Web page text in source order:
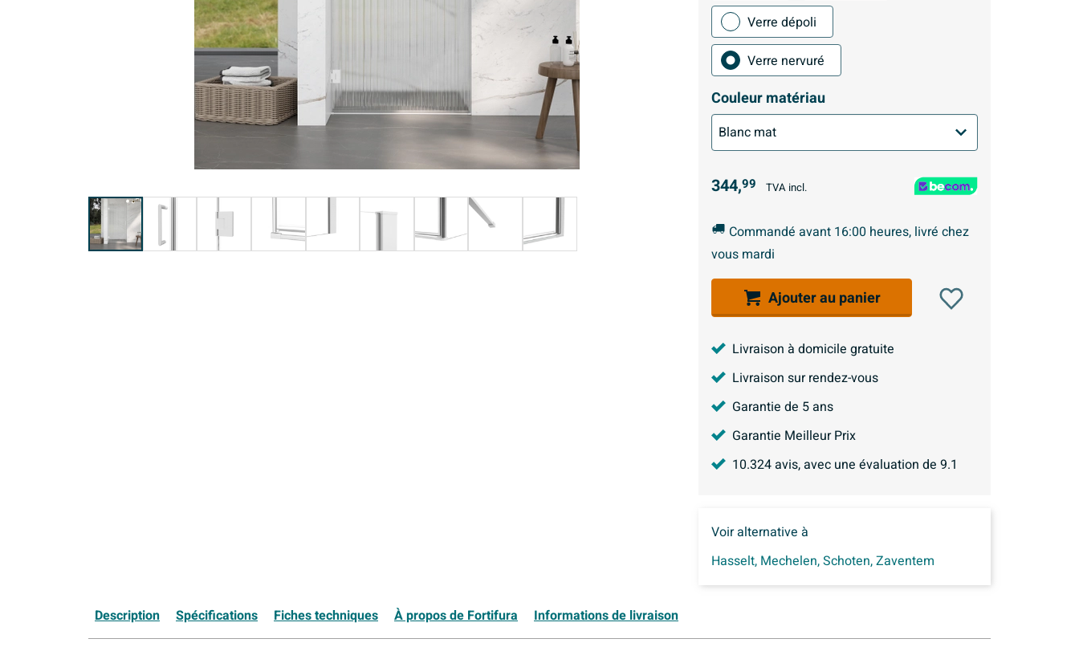
Verre dépoli
Verre nervuré
Couleur matériau
344,99 TVA incl.
Commandé avant 16:00 heures, livré chez
vous mardi
Ajouter au panier
Livraison à domicile gratuite
Livraison sur rendez-vous
Garantie de 5 ans
Garantie Meilleur Prix
10.324avis, avec une évaluation de 9.1
Voir alternative à
Hasselt, Mechelen,Schoten,Zaventem
Description Spécifications Fiches techniques À propos de Fortifura Informations de livraison